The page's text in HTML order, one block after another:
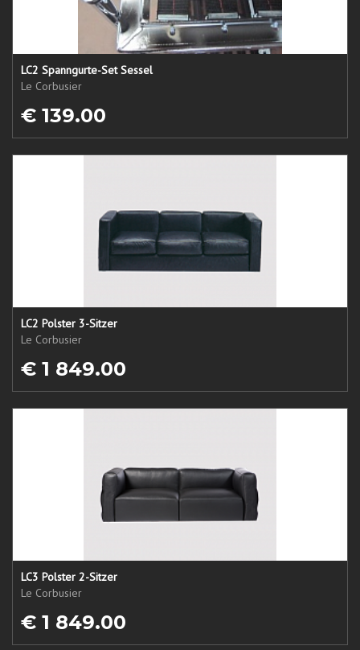
LC2 Spanngurte-Set Sessel
Le Corbusier
€ 139.00
LC2 Polster 3-Sitzer
Le Corbusier
€ 1 849.00
LC3 Polster 2-Sitzer
Le Corbusier
€ 1 849.00